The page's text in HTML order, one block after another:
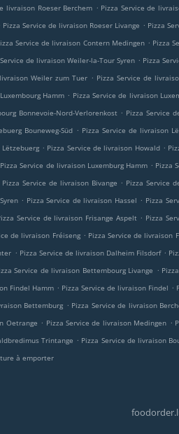
livraison Roeser Berchem . Pizza Service de
Pizza Service de livraison Roeser Livange . Pizza
Service de livraison Contern Medingen . Pizza
de livraison Weiler-la-Tour Syren . Pizza
Weiler zum Tuer . Pizza Service de
Hamm . Pizza Service de livraison
Bonnevoie-Nord-Verlorenkost . Pizza Service
Bouneweg-Süd . Pizza Service de livraison
. Pizza Service de livraison Howald .
Pizza Service de livraison Luxemburg Hamm . Pizza
Pizza Service de livraison Bivange . Pizza Service
. Pizza Service de livraison Hassel . Pizza
Service de livraison Frisange Aspelt . Pizza
de livraison Fréiseng . Pizza Service de livraison
. Pizza Service de livraison Dalheim Filsdorf .
Service de livraison Bettembourg Livange .
Findel Hamm . Pizza Service de livraison Findel .
Bettemburg . Pizza Service de livraison
Oetrange . Pizza Service de livraison Medingen .
Trintange . Pizza Service de livraison
à emporter